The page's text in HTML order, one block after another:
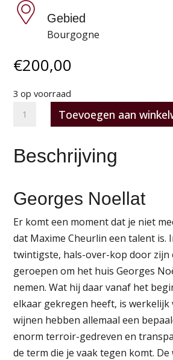
Gebied
Bourgogne
€200,00
3 op voorraad
Maxime
Cheurlin
Chambolle
les
Feusselottes
1er
Cru
2021
aantal
Toevoegen aan
Beschrijving
Georges Noellat
Er komt een moment dat je niet
dat Maxime Cheurlin een talent is.
twintigste, hals-over-kop door zijn
geroepen om het huis Georges
nemen. Wat hij daar vanaf het
elkaar gekregen heeft, is werkelijk
wijnen hebben allemaal een
enorm terroir-gedreven en
de term die je vaak tegen komt. De